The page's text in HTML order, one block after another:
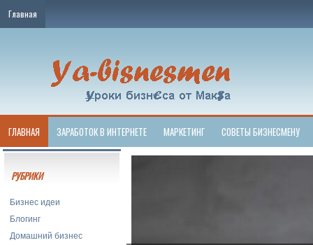
Главная
ГЛАВНАЯ ЗАРАБОТОК В ИНТЕРНЕТЕ МАРКЕТИНГ СОВЕТЫ БИЗНЕСМЕНУ
РУБРИКИ
Бизнес идеи
Блогинг
Домашний бизнес